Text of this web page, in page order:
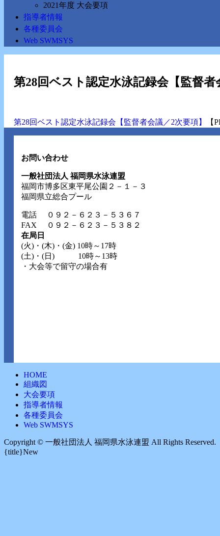
2021年度 大会要項
指導者情報
各種委員会
Web SWMSYS
第28回ベスト認定水泳記録会【監督者
第28回ベスト認定水泳記録会【監督者会議／2次要項】 【
お問い合わせ
一般社団法人 福岡県水泳連盟
福岡市博多区東平尾公園２－１－３
福岡県立総合プール
電話
０９２－６２３－５３６７
FAX ０９２－６２３－５３８２
在局日
(火)・(木)・(金) 10時～17時
(土)・(日) 10時～13時
・大会等で留守の場合有
HOME
組織図
大会要項
指導者情報
各種委員会
Web SWMSYS
Copyright ©︎ 一般社団法人 福岡県水泳連盟 All Rights Reserved.
{title}New